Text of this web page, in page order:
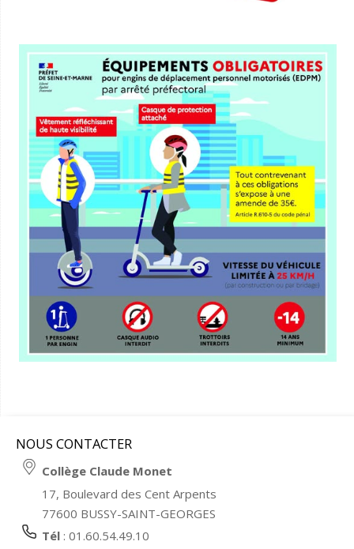
NOUS CONTACTER
Collège Claude Monet
17, Boulevard des Cent Arpents
77600 BUSSY-SAINT-GEORGES
Tél : 01.60.54.49.10